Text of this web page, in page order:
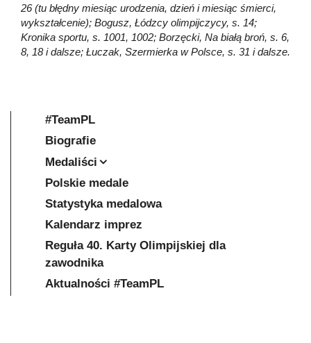
26 (tu błędny miesiąc urodzenia, dzień i miesiąc śmierci,
wykształcenie); Bogusz, Łódzcy olimpijczycy, s. 14;
Kronika sportu, s. 1001, 1002; Borzęcki, Na białą broń, s. 6,
8, 18 i dalsze; Łuczak, Szermierka w Polsce, s. 31 i dalsze.
#TeamPL
Biografie
Medaliści
Polskie medale
Statystyka medalowa
Kalendarz imprez
Reguła 40. Karty Olimpijskiej dla
zawodnika
Aktualności #TeamPL